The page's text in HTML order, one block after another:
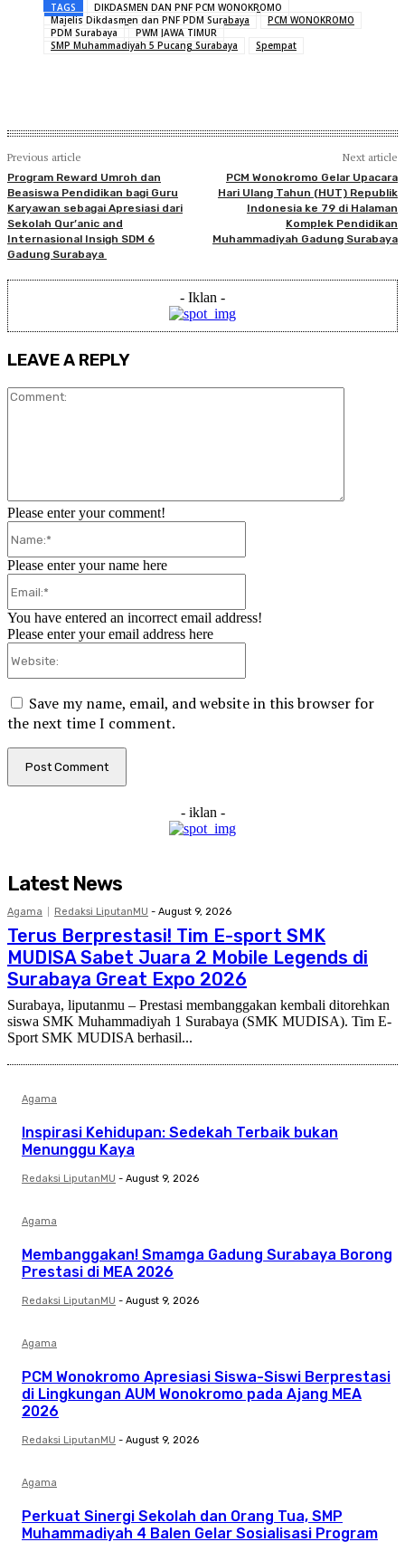
TAGS
DIKDASMEN DAN PNF PCM WONOKROMO
Majelis Dikdasmen dan PNF PDM Surabaya
PCM WONOKROMO
PDM Surabaya
PWM JAWA TIMUR
SMP Muhammadiyah 5 Pucang Surabaya
Spempat
Previous article
Program Reward Umroh dan
Beasiswa Pendidikan bagi Guru
Karyawan sebagai Apresiasi dari
Sekolah Qur’anic and
Internasional Insigh SDM 6
Gadung Surabaya
Next article
PCM Wonokromo Gelar Upacara
Hari Ulang Tahun (HUT) Republik
Indonesia ke 79 di Halaman
Komplek Pendidikan
Muhammadiyah Gadung Surabaya
- Iklan -
LEAVE A REPLY
Please enter your comment!
Please enter your name here
You have entered an incorrect email address!
Please enter your email address here
Save my name, email, and website in this browser for
the next time I comment.
- iklan -
Latest News
Agama Redaksi LiputanMU - August 9, 2026
Terus Berprestasi! Tim E-sport SMK
MUDISA Sabet Juara 2 Mobile Legends di
Surabaya Great Expo 2026
Surabaya, liputanmu – Prestasi membanggakan kembali ditorehkan
siswa SMK Muhammadiyah 1 Surabaya (SMK MUDISA). Tim E-
Sport SMK MUDISA berhasil...
Agama
Inspirasi Kehidupan: Sedekah Terbaik bukan
Menunggu Kaya
Redaksi LiputanMU - August 9, 2026
Agama
Membanggakan! Smamga Gadung Surabaya Borong
Prestasi di MEA 2026
Redaksi LiputanMU - August 9, 2026
Agama
PCM Wonokromo Apresiasi Siswa-Siswi Berprestasi
di Lingkungan AUM Wonokromo pada Ajang MEA
2026
Redaksi LiputanMU - August 9, 2026
Agama
Perkuat Sinergi Sekolah dan Orang Tua, SMP
Muhammadiyah 4 Balen Gelar Sosialisasi Program